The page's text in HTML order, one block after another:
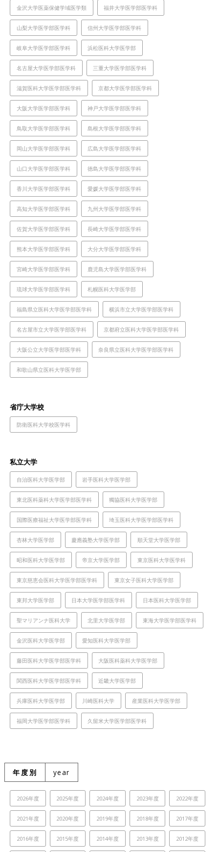
金沢大学医薬保健学域医学類 福井大学医学部医学科
山梨大学医学部医学科 信州大学医学部医学科
岐阜大学医学部医学科 浜松医科大学医学部
名古屋大学医学部医学科 三重大学医学部医学科
滋賀医科大学医学部医学科 京都大学医学部医学科
大阪大学医学部医学科 神戸大学医学部医学科
鳥取大学医学部医学科 島根大学医学部医学科
岡山大学医学部医学科 広島大学医学部医学科
山口大学医学部医学科 徳島大学医学部医学科
香川大学医学部医学科 愛媛大学医学部医学科
高知大学医学部医学科 九州大学医学部医学科
佐賀大学医学部医学科 長崎大学医学部医学科
熊本大学医学部医学科 大分大学医学部医学科
宮崎大学医学部医学科 鹿児島大学医学部医学科
琉球大学医学部医学科 札幌医科大学医学部
福島県立医科大学医学部医学科 横浜市立大学医学部医学科
名古屋市立大学医学部医学科 京都府立医科大学医学部医学科
大阪公立大学医学部医学科 奈良県立医科大学医学部医学科
和歌山県立医科大学医学部
省庁大学校
防衛医科大学校医学科
私立大学
自治医科大学医学部 岩手医科大学医学部
東北医科薬科大学医学部医学科 獨協医科大学医学部
国際医療福祉大学医学部医学科 埼玉医科大学医学部医学科
杏林大学医学部 慶應義塾大学医学部 順天堂大学医学部
昭和医科大学医学部 帝京大学医学部 東京医科大学医学科
東京慈恵会医科大学医学部医学科 東京女子医科大学医学部
東邦大学医学部 日本大学医学部医学科 日本医科大学医学部
聖マリアンナ医科大学 北里大学医学部 東海大学医学部医学科
金沢医科大学医学部 愛知医科大学医学部
藤田医科大学医学部医学科 大阪医科薬科大学医学部
関西医科大学医学部医学科 近畿大学医学部
兵庫医科大学医学部 川崎医科大学 産業医科大学医学部
福岡大学医学部医学科 久留米大学医学部医学科
年度別 year
2026年度 2025年度 2024年度 2023年度 2022年度
2021年度 2020年度 2019年度 2018年度 2017年度
2016年度 2015年度 2014年度 2013年度 2012年度